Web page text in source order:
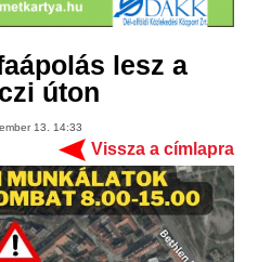
lesz a
úton
13. 14:33
Vissza a címlapra